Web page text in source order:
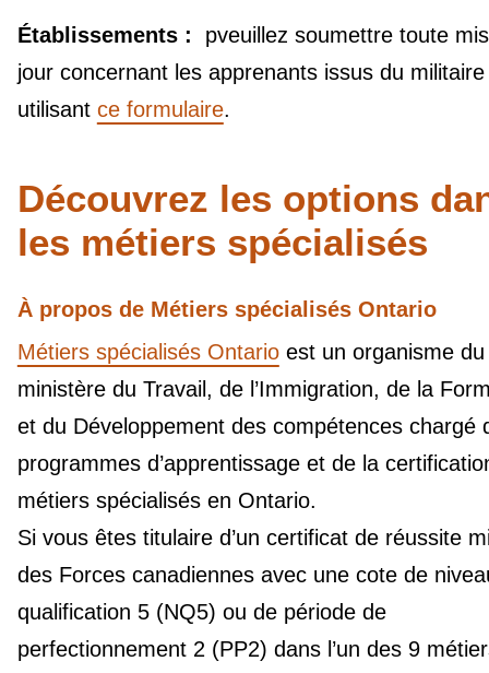
Établissements :
pveuillez soumettre toute
jour concernant les apprenants issus du
utilisant ce formulaire.
Découvrez les options
les métiers spécialisés
À propos de Métiers spécialisés Ontario
Métiers spécialisés Ontarioest un organisme du
ministère du Travail, de l’Immigration, de la
et du Développement des compétences chargé
programmes d’apprentissage et de la
métiers spécialisés en Ontario.
Si vous êtes titulaire d’un certificat de réussite
des Forces canadiennes avec une cote de
qualification 5 (NQ5) ou de période de
perfectionnement 2 (PP2) dans l’un des 9